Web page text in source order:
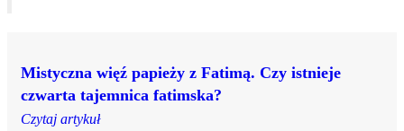
Mistyczna więź papieży z Fatimą. Czy istnieje
czwarta tajemnica fatimska?
Czytaj artykuł